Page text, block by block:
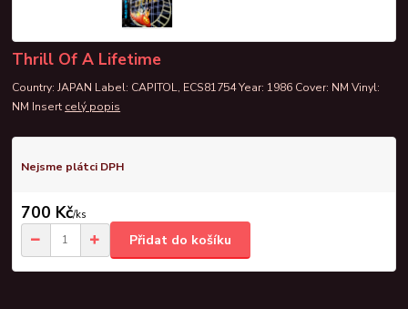
Thrill Of A Lifetime
Country: JAPAN Label: CAPITOL, ECS81754 Year: 1986 Cover: NM Vinyl:
NM Insert celý popis
Nejsme plátci DPH
700 Kč/ks
Přidat do košíku